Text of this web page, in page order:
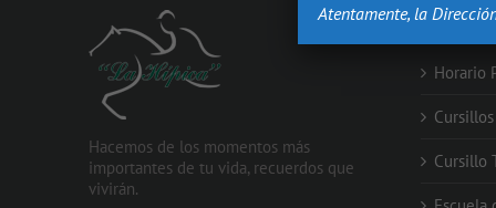
Hacemos de los momentos más
importantes de tu vida, recuerdos que
vivirán.
Horario
Cursillo
Atentamente, la